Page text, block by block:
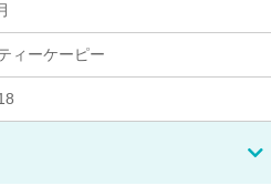
ィーケーピー